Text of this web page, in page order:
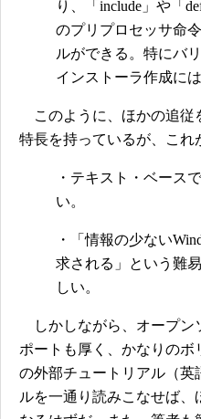
り、「include」や「
のプリプロセッサ命
ルができる。特にバ
インストーラ作成には
このように、ほかの追従
特長を持っているが、これ
・テキスト・ベース
い。
・「情報の少ない
求される」という難
しい。
しかしながら、オープン
ポートも厚く、かなりの
の外部チュートリアル（英
ルを一通り読みこなせば